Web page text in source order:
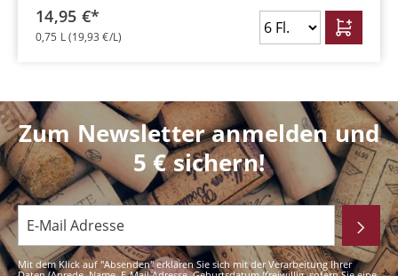
14,95 €*
0,75 L(19,93 €/L)
Zum Newsletter anmelden und
5 € sichern!
Mit dem Klick auf "Absenden" erklären Sie sich mit der Verarbeitung Ihrer